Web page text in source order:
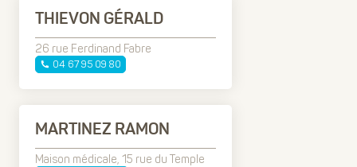
THIEVON GÉRALD
26 rue Ferdinand Fabre
04 67 95 09 80
MARTINEZ RAMON
Maison médicale, 15 rue du Temple